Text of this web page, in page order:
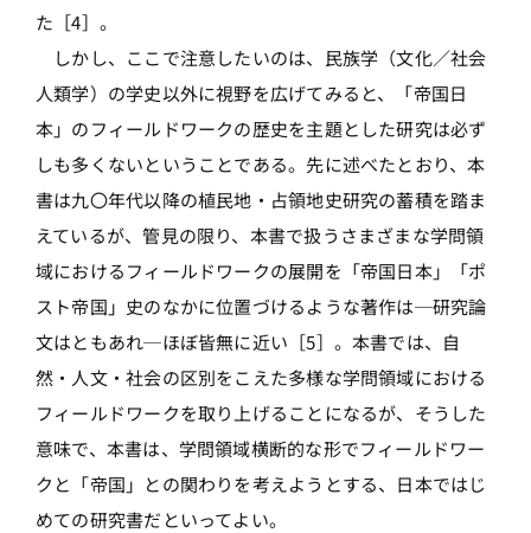
た［4］。
しかし、ここで注意したいのは、民族学（文化／社会
人類学）の学史以外に視野を広げてみると、「帝国日
本」のフィールドワークの歴史を主題とした研究は必ず
しも多くないということである。先に述べたとおり、本
書は九〇年代以降の植民地・占領地史研究の蓄積を踏ま
えているが、管見の限り、本書で扱うさまざまな学問領
域におけるフィールドワークの展開を「帝国日本」「ポ
スト帝国」史のなかに位置づけるような著作は─研究論
文はともあれ─ほぼ皆無に近い［5］。本書では、自
然・人文・社会の区別をこえた多様な学問領域における
フィールドワークを取り上げることになるが、そうした
意味で、本書は、学問領域横断的な形でフィールドワー
クと「帝国」との関わりを考えようとする、日本ではじ
めての研究書だといってよい。